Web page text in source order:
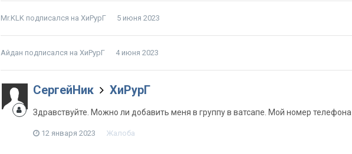
Mr.KLK подписался на ХиРурГ 5 июня 2023
Айдан подписался на ХиРурГ 4 июня 2023
СергейНик ХиРурГ
Здравствуйте. Можно ли добавить меня в группу в ватсапе. Мой номер
12 января 2023 Жалоба